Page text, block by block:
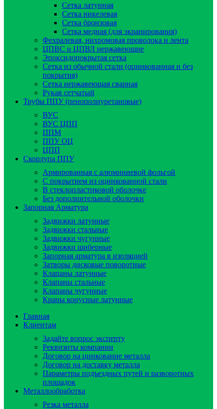
Сетка латунная
Сетка никелевая
Сетка бронзовая
Сетка медная (для экранирования)
Фехралевая, нихромовая проволока и лента
ЦПВС и ЦПВЛ нержавеющие
Эпоксидопокрытая сетка
Сетка из обычной стали (оцинкованная и без
покрытия)
Сетка нержавеющая сварная
Рукав сетчатый
Трубы ППУ (пенополиуретановые)
ВУС
ВУС ЦПП
ППМ
ППУ ОЦ
ЦПП
Скорлупа ППУ
Армированная с алюминиевой фольгой
C покрытием из оцинкованной стали
В стеклопластиковой оболочке
Без дополнительной оболочки
Запорная Арматура
Задвижки латунные
Задвижки стальные
Задвижки чугунные
Задвижки шиберные
Запорная арматура в изоляцией
Затворы дисковые поворотные
Клапаны латунные
Клапаны стальные
Клапаны чугунные
Краны конусные латунные
Главная
Клиентам
Задайте вопрос эксперту
Реквизиты компании
Договор на цинкование металла
Договор на доставку металла
Параметры подъездных путей и разворотных
площадок
Металлообработка
Резка металла